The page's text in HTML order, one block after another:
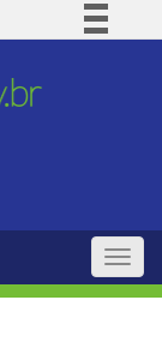
BR
Toggle